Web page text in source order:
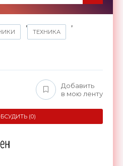
,
ТЕХНИКА
,
Добавить
в мою ленту
(0)